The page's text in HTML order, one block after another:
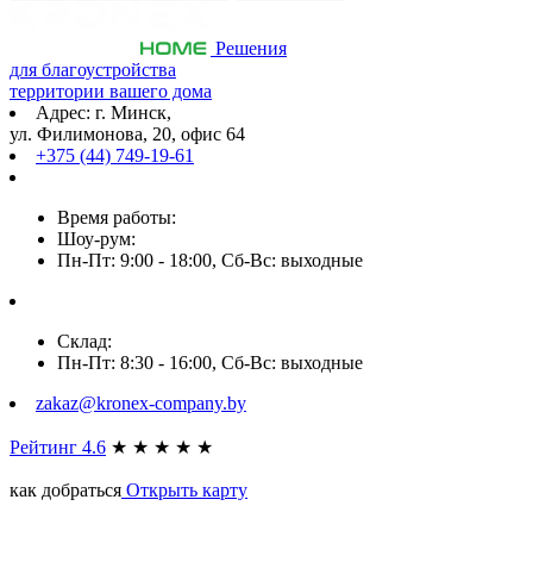
Решения
для благоустройства
территории вашего дома
Адрес: г. Минск,
ул. Филимонова, 20, офис 64
+375 (44) 749-19-61
Время работы:
Шоу-рум:
Пн-Пт: 9:00 - 18:00, Сб-Вс: выходные
Склад:
Пн-Пт: 8:30 - 16:00, Сб-Вс: выходные
zakaz@kronex-company.by
Рейтинг 4.6 ★ ★ ★ ★ ★
как добраться Открыть карту